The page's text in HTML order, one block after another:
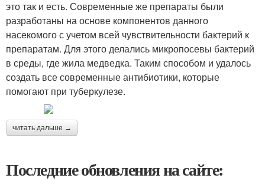
это так и есть. Современные же препараты были
разработаны на основе компонентов данного
насекомого с учетом всей чувствительности бактерий к
препаратам. Для этого делались микропосевы бактерий
в среды, где жила медведка. Таким способом и удалось
создать все современные антибиотики, которые
помогают при туберкулезе.
читать дальше →
Последние обновления на сайте: